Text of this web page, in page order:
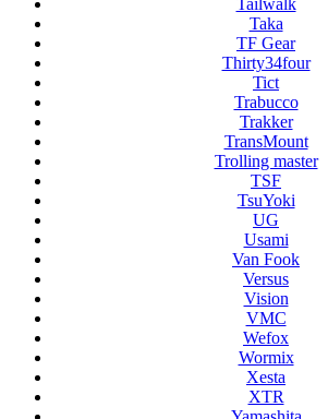
Tailwalk
Taka
TF Gear
Thirty34four
Tict
Trabucco
Trakker
TransMount
Trolling master
TSF
TsuYoki
UG
Usami
Van Fook
Versus
Vision
VMC
Wefox
Wormix
Xesta
XTR